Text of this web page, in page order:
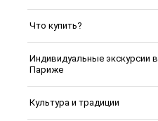
Что купить?
Индивидуальные экскурсии в
Париже
Культура и традиции